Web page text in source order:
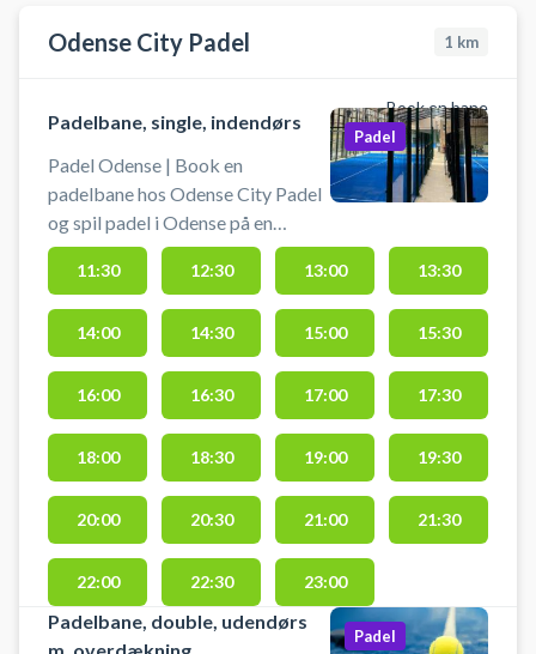
Odense City Padel 1 km
Book en bane
Padelbane, single, indendørs
Padel Odense | Book en
padelbane hos Odense City Padel
og spil padel i Odense på en
indendørs singlebane med en
loftshøjde på hele 9,6 meter på
midten. Odense City Padel er
centralt beliggende med i alt 4
padelbaner, 1 udendørsbane og 3
baner indendørs i de
stemningsfulde Thrigehaller på
Thriges Plads 9, 5000 Odense C.
Hos Odense City Padel center kan
du leje bat og købe bolde i
centeret, hvor du også finder bl.a.
loungeområde og
omklædningsfaciliteter.
Padel
11:30 12:30 13:00 13:30
14:00 14:30 15:00 15:30
16:00 16:30 17:00 17:30
18:00 18:30 19:00 19:30
20:00 20:30 21:00 21:30
22:00 22:30 23:00
Padelbane, double, udendørs
Padel